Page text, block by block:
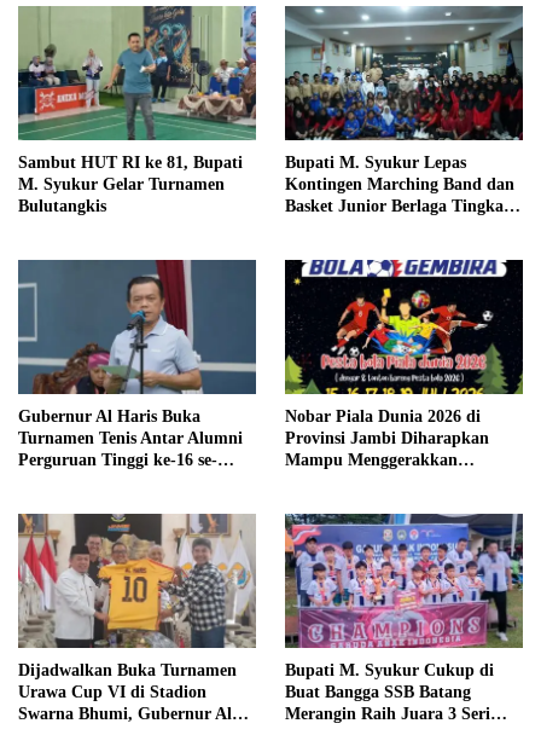
Sambut HUT RI ke 81, Bupati
M. Syukur Gelar Turnamen
Bulutangkis
Bupati M. Syukur Lepas
Kontingen Marching Band dan
Basket Junior Berlaga Tingkat
Gubernur Al Haris Buka
Turnamen Tenis Antar Alumni
Perguruan Tinggi ke-16 se-
Nobar Piala Dunia 2026 di
Provinsi Jambi Diharapkan
Mampu Menggerakkan
Dijadwalkan Buka Turnamen
Urawa Cup VI di Stadion
Swarna Bhumi, Gubernur Al
Bupati M. Syukur Cukup di
Buat Bangga SSB Batang
Merangin Raih Juara 3 Seri